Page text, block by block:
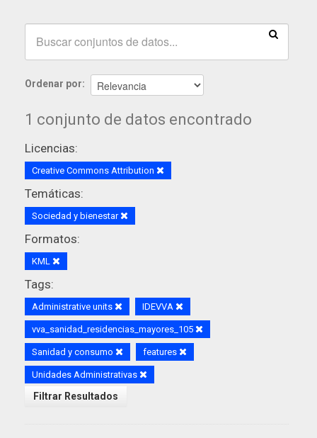
Ordenar por
1 conjunto de datos encontrado
Licencias:
Creative Commons Attribution
Temáticas:
Sociedad y bienestar
Formatos:
KML
Tags:
Administrative units IDEVVA
vva_sanidad_residencias_mayores_105
Sanidad y consumo features
Unidades Administrativas
Filtrar Resultados